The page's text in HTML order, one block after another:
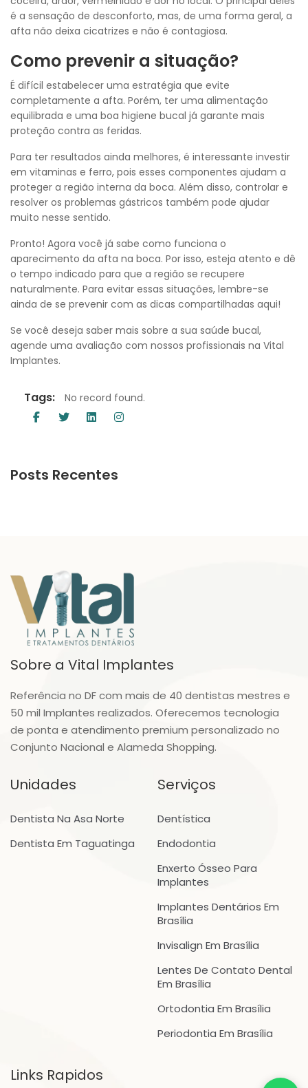
é a sensação de desconforto, mas, de uma forma geral, a
afta não deixa cicatrizes e não é contagiosa.
Como prevenir a situação?
É difícil estabelecer uma estratégia que evite
completamente a afta. Porém, ter uma alimentação
equilibrada e uma boa higiene bucal já garante mais
proteção contra as feridas.
Para ter resultados ainda melhores, é interessante investir
em vitaminas e ferro, pois esses componentes ajudam a
proteger a região interna da boca. Além disso, controlar e
resolver os problemas gástricos também pode ajudar
muito nesse sentido.
Pronto! Agora você já sabe como funciona o
aparecimento da afta na boca. Por isso, esteja atento e dê
o tempo indicado para que a região se recupere
naturalmente. Para evitar essas situações, lembre-se
ainda de se prevenir com as dicas compartilhadas aqui!
Se você deseja saber mais sobre a sua saúde bucal,
agende uma avaliação com nossos profissionais na Vital
Implantes.
Tags: No record found.
Posts Recentes
Sobre a Vital Implantes
Referência no DF com mais de 40 dentistas mestres e
50 mil Implantes realizados. Oferecemos tecnologia
de ponta e atendimento premium personalizado no
Conjunto Nacional e Alameda Shopping.
Unidades
Dentista Na Asa Norte
Dentista Em Taguatinga
Serviços
Dentística
Endodontia
Enxerto Ósseo Para
Implantes
Implantes Dentários Em
Brasília
Invisalign Em Brasília
Lentes De Contato Dental
Em Brasília
Ortodontia Em Brasília
Periodontia Em Brasília
Links Rapidos